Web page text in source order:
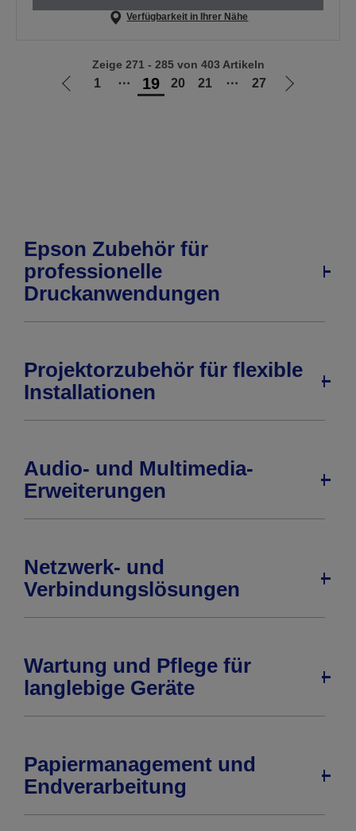
Verfügbarkeit in Ihrer Nähe
Zur
1 ⋯ 19 20 21 ⋯ 27
Zur
Zeige 271 - 285 von 403 Artikeln
Epson Zubehör für
professionelle
Druckanwendungen
Projektorzubehör für flexible
Installationen
Audio- und Multimedia-
Erweiterungen
Netzwerk- und
Verbindungslösungen
Wartung und Pflege für
langlebige Geräte
Papiermanagement und
Endverarbeitung